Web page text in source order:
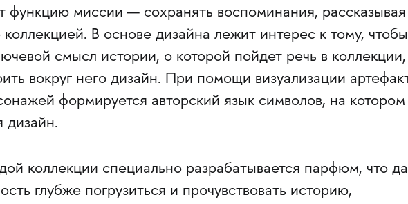
функцию миссии — сохранять воспоминания, рассказывая
В основе дизайна лежит интерес к тому, чтобы
смысл истории, о которой пойдет речь в коллекции,
вокруг него дизайн. При помощи визуализации
формируется авторский язык символов, на котором
дизайн.
коллекции специально разрабатывается парфюм, что
глубже погрузиться и прочувствовать историю,